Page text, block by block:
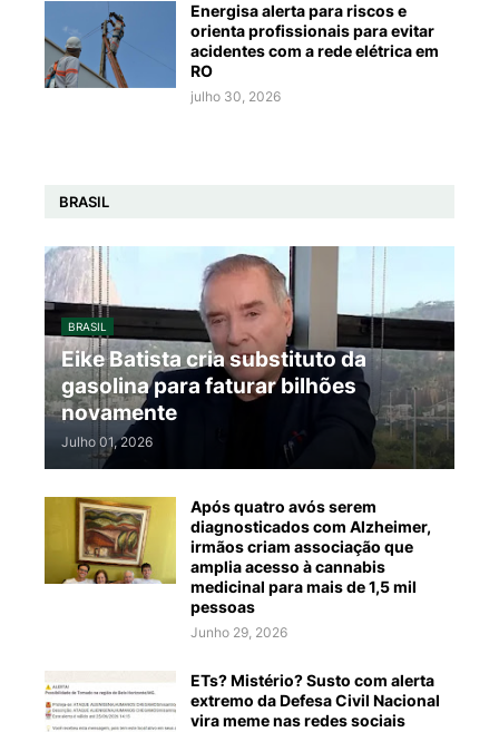
Energisa alerta para riscos e
orienta profissionais para evitar
acidentes com a rede elétrica em
RO
julho 30, 2026
BRASIL
BRASIL
Eike Batista cria substituto da
gasolina para faturar bilhões
novamente
Julho 01, 2026
Após quatro avós serem
diagnosticados com Alzheimer,
irmãos criam associação que
amplia acesso à cannabis
medicinal para mais de 1,5 mil
pessoas
Junho 29, 2026
ETs? Mistério? Susto com alerta
extremo da Defesa Civil Nacional
vira meme nas redes sociais